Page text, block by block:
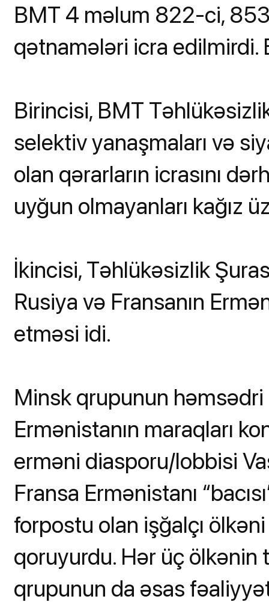
BMT 4 məlum 822-ci,
qətnamələri icra edilmirdi.
Birincisi, BMT
selektiv yanaşmaları və
olan qərarların icrasını
uyğun olmayanları kağız
İkincisi, Təhlükəsizlik
Rusiya və Fransanın
etməsi idi.
Minsk qrupunun
Ermənistanın maraqları
erməni diasporu/lobbisi
Fransa Ermənistanı
forpostu olan işğalçı
qoruyurdu. Hər üç
qrupunun da əsas